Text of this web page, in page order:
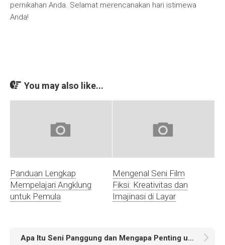
pernikahan Anda. Selamat merencanakan hari istimewa
Anda!
You may also like...
Panduan Lengkap
Mempelajari Angklung
untuk Pemula
Mengenal Seni Film
Fiksi: Kreativitas dan
Imajinasi di Layar
Apa Itu Seni Panggung dan Mengapa Penting untuk Generasi Muda?